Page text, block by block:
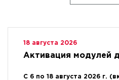
18 августа 2026
Активация модулей
С 6 по 18 августа 2026 г.